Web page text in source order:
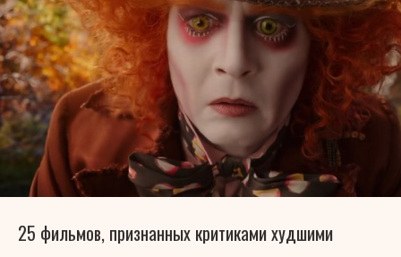
25 фильмов, признанных критиками худшими